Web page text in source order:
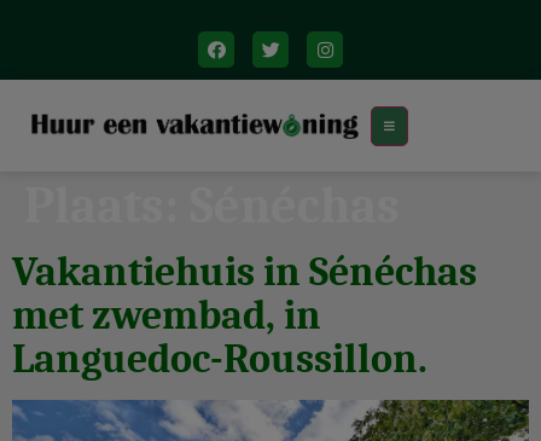
Vakantiehuis in Sénéchas
met zwembad, in
Languedoc-Roussillon.